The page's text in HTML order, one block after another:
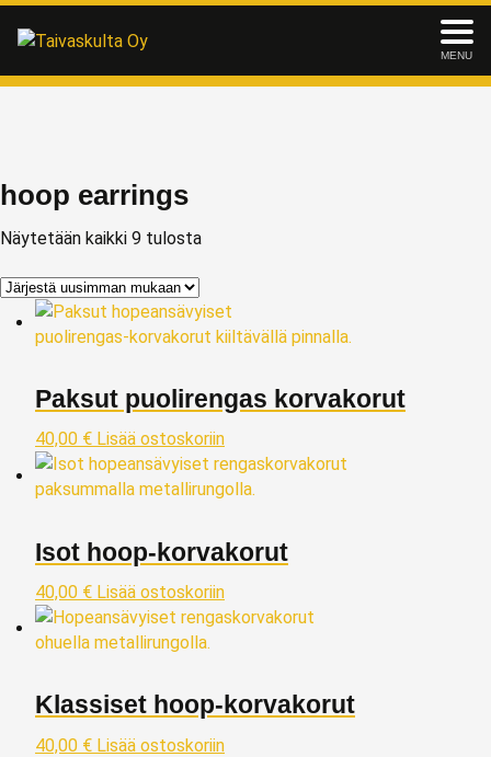
MENU
hoop earrings
Näytetään kaikki 9 tulosta
Paksut puolirengas korvakorut
40,00 € Lisää ostoskoriin
Isot hoop‑korvakorut
40,00 € Lisää ostoskoriin
Klassiset hoop‑korvakorut
40,00 € Lisää ostoskoriin